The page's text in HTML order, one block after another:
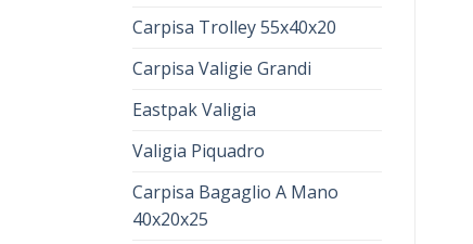
Carpisa Trolley 55x40x20
Carpisa Valigie Grandi
Eastpak Valigia
Valigia Piquadro
Carpisa Bagaglio A Mano
40x20x25